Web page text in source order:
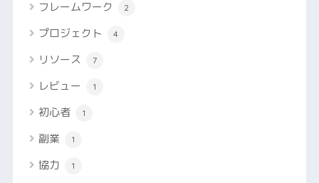
フレームワーク 2
プロジェクト 4
リソース 7
レビュー 1
初心者 1
副業 1
協力 1